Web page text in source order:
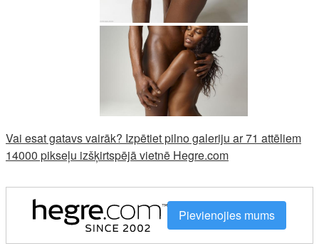
Vai esat gatavs vairāk? Izpētiet pilno galeriju ar 71 attēliem
14000 pikseļu izšķirtspējā vietnē Hegre.com
Pievienojies mums